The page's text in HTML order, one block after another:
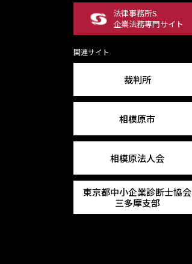
法律事務所S
企業法務専門サイト
関連サイト
裁判所
相模原市
相模原法人会
東京都中小企業診断士協会
三多摩支部